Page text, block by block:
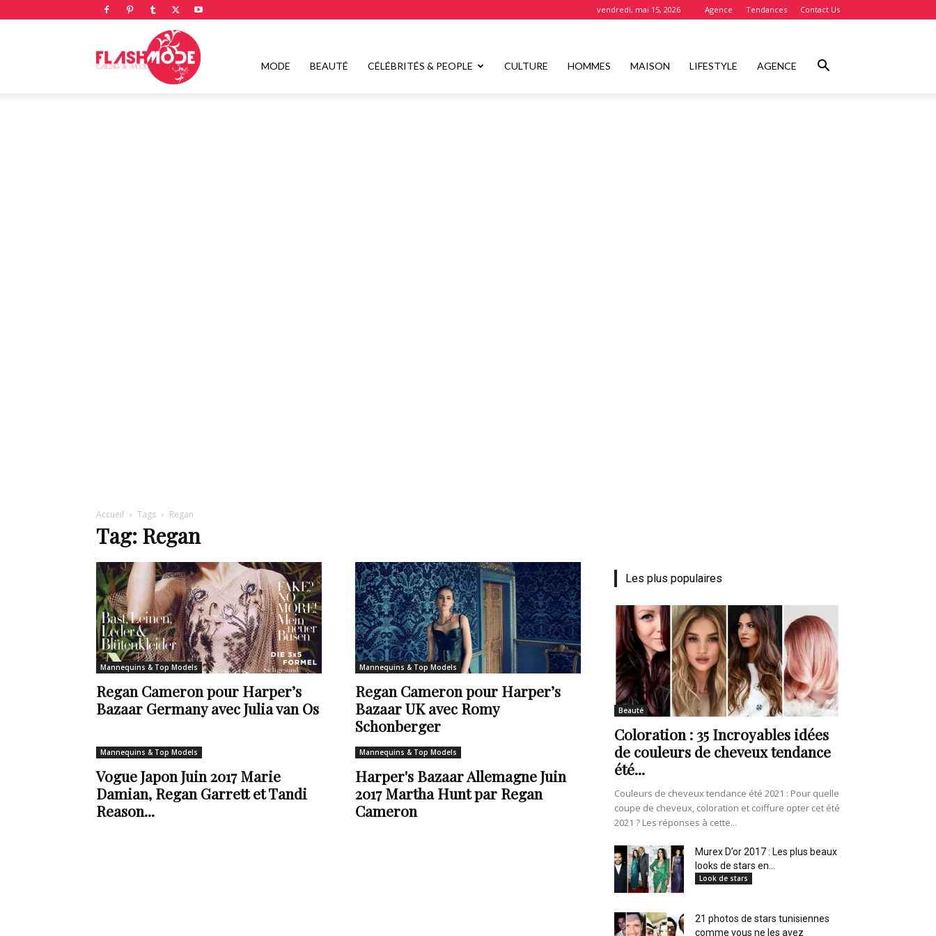
vendredi, mai 15, 2026 Agence Tendances Contact Us
Flashmode
style
de
vie
Numéro
MODE BEAUTÉ CÉLÉBRITÉS & PEOPLE CULTURE HOMMES MAISON LIFESTYLE AGENCE
Accueil Tags Regan
Tag: Regan
Mannequins & Top Models
Regan Cameron pour Harper’s
Bazaar Germany avec Julia van Os
Mannequins & Top Models
Regan Cameron pour Harper’s
Bazaar UK avec Romy
Schonberger
Mannequins & Top Models
Vogue Japon Juin 2017 Marie
Damian, Regan Garrett et Tandi
Reason...
Mannequins & Top Models
Harper's Bazaar Allemagne Juin
2017 Martha Hunt par Regan
Cameron
Les plus populaires
Beauté
Coloration : 35 Incroyables idées
de couleurs de cheveux tendance
été...
Couleurs de cheveux tendance été 2021 : Pour quelle
coupe de cheveux, coloration et coiffure opter cet été
2021 ? Les réponses à cette...
Murex D’or 2017 : Les plus beaux
looks de stars en...
Look de stars
21 photos de stars tunisiennes
comme vous ne les avez